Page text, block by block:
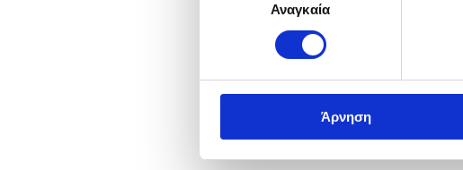
συγκατάθεσηςΑναγκαία
Άρνηση